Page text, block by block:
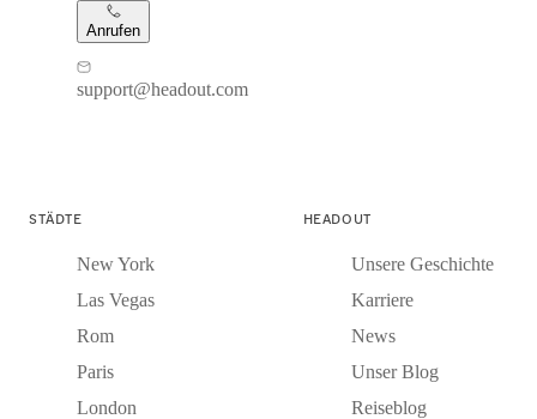
Anrufen
support@headout.com
STÄDTE
New York
Las Vegas
Rom
Paris
London
HEADOUT
Unsere Geschichte
Karriere
News
Unser Blog
Reiseblog